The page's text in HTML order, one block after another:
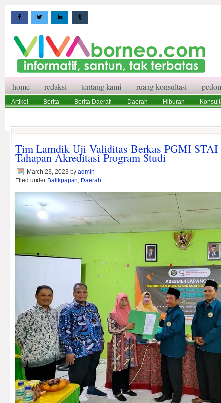
home redaksi tentang kami ruang konsultasi
Artikel Berita Berita Daerah Daerah Hiburan
Tim Lamdik Uji Validitas Berkas PGMI STAI
Tahapan Akreditasi Program Studi
March 23, 2023 by admin
Filed under Balikpapan, Daerah